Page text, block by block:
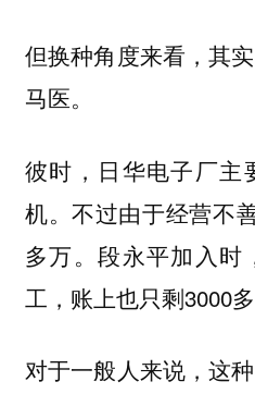
但换种角度来看，其
马医。
彼时，日华电子厂主
机。不过由于经营不
多万。段永平加入时
工，账上也只剩3000多
对于一般人来说，这